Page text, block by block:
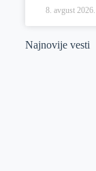
8. avgust 2026.
Najnovije vesti